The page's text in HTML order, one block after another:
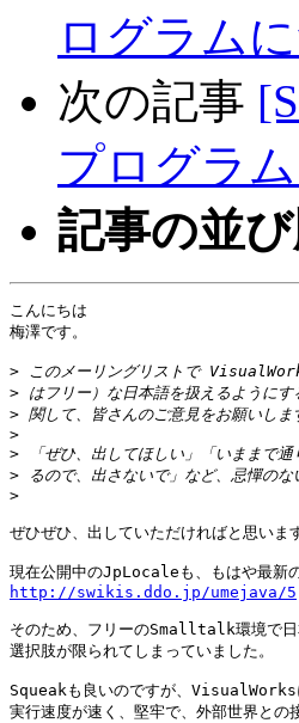
ログラム
次の記事
プログラ
記事の並
こんにちは
梅澤です。
>
>
>
>
>
>
>
ぜひぜひ、出していただければと思いま
http://swikis.ddo.jp/umejava/5
そのため、フリーのSmalltalk環境で日
選択肢が限られてしまっていました。
Squeakも良いのですが、VisualWorks
実行速度が速く、堅牢で、外部世界と